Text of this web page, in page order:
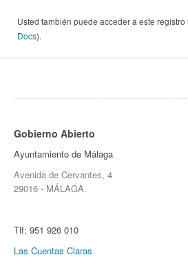
Usted también puede acceder a este
Docs).
Gobierno Abierto
Ayuntamiento de Málaga
Avenida de Cervantes, 4
29016 - MÁLAGA.
Tlf: 951 926 010
Las Cuentas Claras